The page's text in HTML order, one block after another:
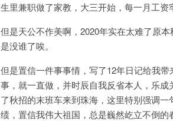
生里兼职做了家教，大三开始，每一月工资
但是天公不作美啊，2020年实在太难了原
是没谁了唉。
但是置信一件事事情，写了12年日记给我
事，就一直做，并时辰自我反省本人，乐
了秋招的末班车来到珠海，这里特别强调
绩，置信我伟大祖国，总是巍然屹立不倒